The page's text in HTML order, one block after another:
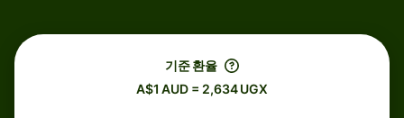
기준 환율
A$1 AUD = 2,634 UGX